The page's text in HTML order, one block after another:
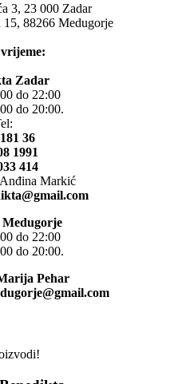
3, 23 000 Zadar
88266 Medugorje
Zadar
do 22:00
do 20:00.
36
1991
414
Markić
do 22:00
do 20:00.
Pehar